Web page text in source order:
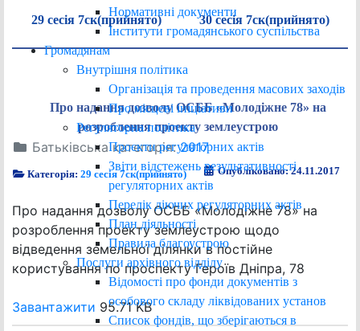
Нормативні документи
Інститути громадянського суспільства
Громадянам
Внутрішня політика
Організація та проведення масових заходів
Про місцеві ініціативи
Регуляторна політика
Проєкти регуляторних актів
Звіти відстежень результативності
регуляторних актів
Перелік діючих регуляторних актів
План діяльності
Правила благоустрою
Послуги архівного відділу
Відомості про фонди документів з
особового складу ліквідованих установ
Список фондів, що зберігаються в
Про надання дозволу ОСББ «Молодіжне 78» на
розроблення проекту землеустрою
Батьківська категорія:2017
Категорія:29 сесія 7ск(прийнято) Опубліковано: 24.11.2017
Про надання дозволу ОСББ «Молодіжне 78» на
розроблення проекту землеустрою щодо
відведення земельної ділянки в постійне
користування по проспекту Героїв Дніпра, 78
Завантажити 95.71 KB
29 сесія 7ск(прийнято) 30 сесія 7ск(прийнято)